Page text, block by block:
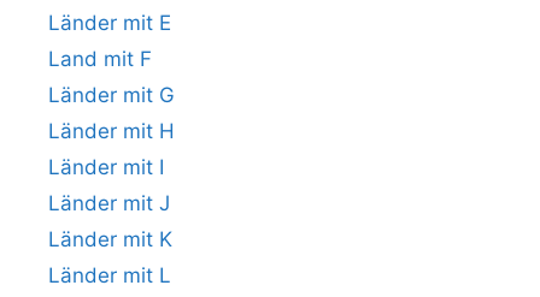
Länder mit E
Land mit F
Länder mit G
Länder mit H
Länder mit I
Länder mit J
Länder mit K
Länder mit L